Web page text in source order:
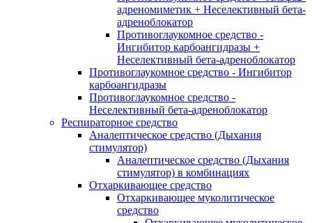
адреномиметик + Неселективный бета-
адреноблокатор
Противоглаукомное средство -
Ингибитор карбоангидразы +
Неселективный бета-адреноблокатор
Противоглаукомное средство - Ингибитор
карбоангидразы
Противоглаукомное средство -
Неселективный бета-адреноблокатор
Респираторное средство
Аналептическое средство (Дыхания
стимулятор)
Аналептическое средство (Дыхания
стимулятор) в комбинациях
Отхаркивающее средство
Отхаркивающее муколитическое
средство